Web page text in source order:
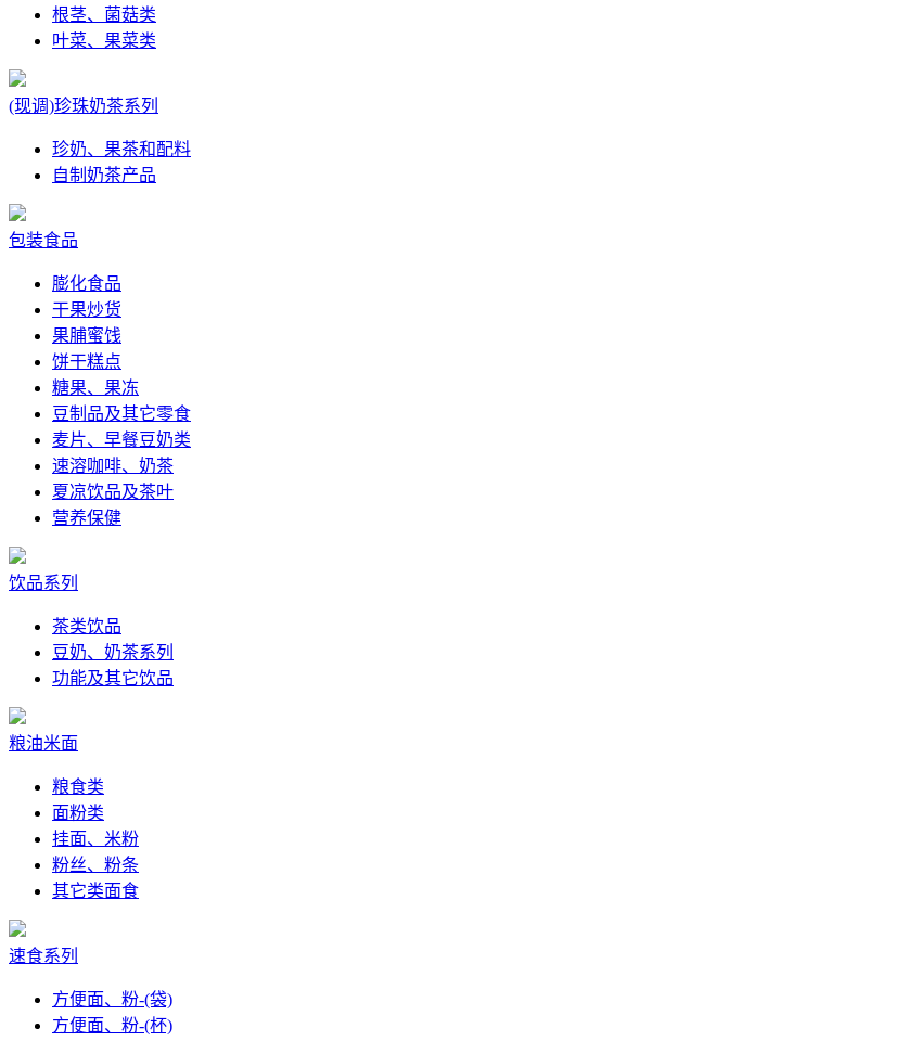
根茎、菌菇类
叶菜、果菜类
(现调)珍珠奶茶系列
珍奶、果茶和配料
自制奶茶产品
包装食品
膨化食品
干果炒货
果脯蜜饯
饼干糕点
糖果、果冻
豆制品及其它零食
麦片、早餐豆奶类
速溶咖啡、奶茶
夏凉饮品及茶叶
营养保健
饮品系列
茶类饮品
豆奶、奶茶系列
功能及其它饮品
粮油米面
粮食类
面粉类
挂面、米粉
粉丝、粉条
其它类面食
速食系列
方便面、粉-(袋)
方便面、粉-(杯)